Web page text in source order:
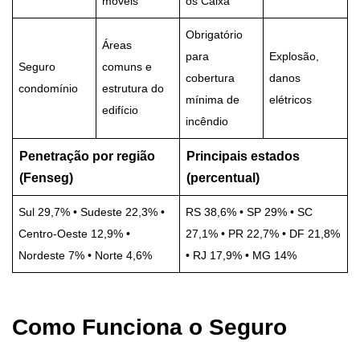
Seguro
condomínio
Áreas
comuns e
estrutura do
edifício
Obrigatório
para
cobertura
mínima de
incêndio
Explosão,
danos
elétricos
Penetração por região
(Fenseg)
Principais estados
(percentual)
Sul 29,7% • Sudeste 22,3% •
Centro-Oeste 12,9% •
Nordeste 7% • Norte 4,6%
RS 38,6% • SP 29% • SC
27,1% • PR 22,7% • DF 21,8%
• RJ 17,9% • MG 14%
Como Funciona o Seguro